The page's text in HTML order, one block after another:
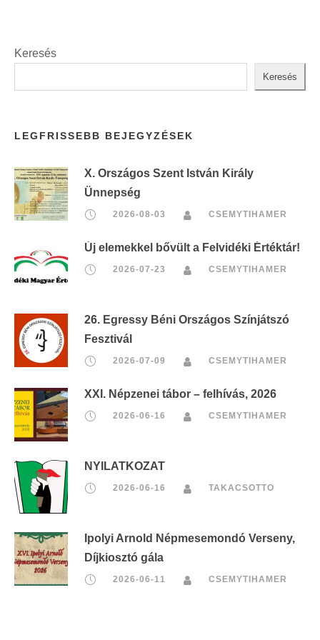
Keresés
Keresés
LEGFRISSEBB BEJEGYZÉSEK
X. Országos Szent István Király
Ünnepség
2026-08-03 CSEMYTIHAMER
Új elemekkel bővült a Felvidéki Értéktár!
2026-07-23 CSEMYTIHAMER
26. Egressy Béni Országos Színjátszó
Fesztivál
2026-07-09 CSEMYTIHAMER
XXI. Népzenei tábor – felhívás, 2026
2026-06-16 CSEMYTIHAMER
NYILATKOZAT
2026-06-16 TAKACSOTTO
Ipolyi Arnold Népmesemondó Verseny,
Díjkiosztó gála
2026-06-11 CSEMYTIHAMER